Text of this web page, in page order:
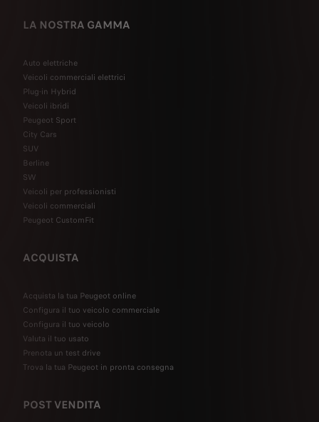
LA NOSTRA GAMMA
Auto elettriche
Veicoli commerciali elettrici
Plug-in Hybrid
Veicoli ibridi
Peugeot Sport
City Cars
SUV
Berline
SW
Veicoli per professionisti
Veicoli commerciali
Peugeot CustomFit
ACQUISTA
Acquista la tua Peugeot online
Configura il tuo veicolo commerciale
Configura il tuo veicolo
Valuta il tuo usato
Prenota un test drive
Trova la tua Peugeot in pronta consegna
POST VENDITA